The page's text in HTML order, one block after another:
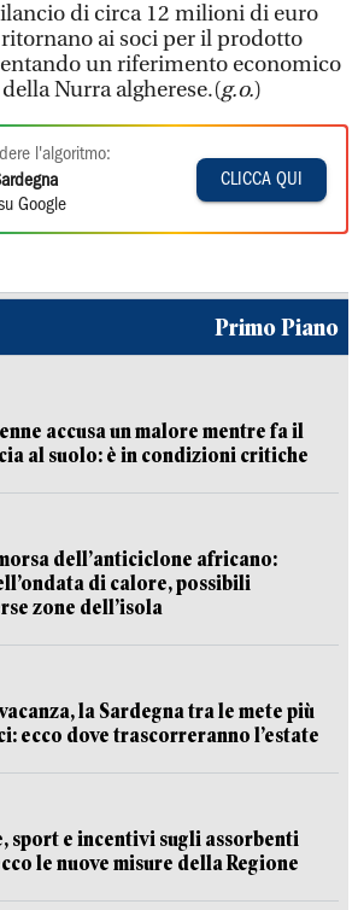
di circa 12 milioni di euro
ai soci per il prodotto
un riferimento economico
Nurra algherese.(g.o.)
l'algoritmo:
Google
CLICCA QUI
Primo Piano
accusa un malore mentre fa il
al suolo: è in condizioni critiche
dell’anticiclone africano:
di calore, possibili
zone dell’isola
la Sardegna tra le mete più
ecco dove trascorreranno l’estate
sport e incentivi sugli assorbenti
le nuove misure della Regione